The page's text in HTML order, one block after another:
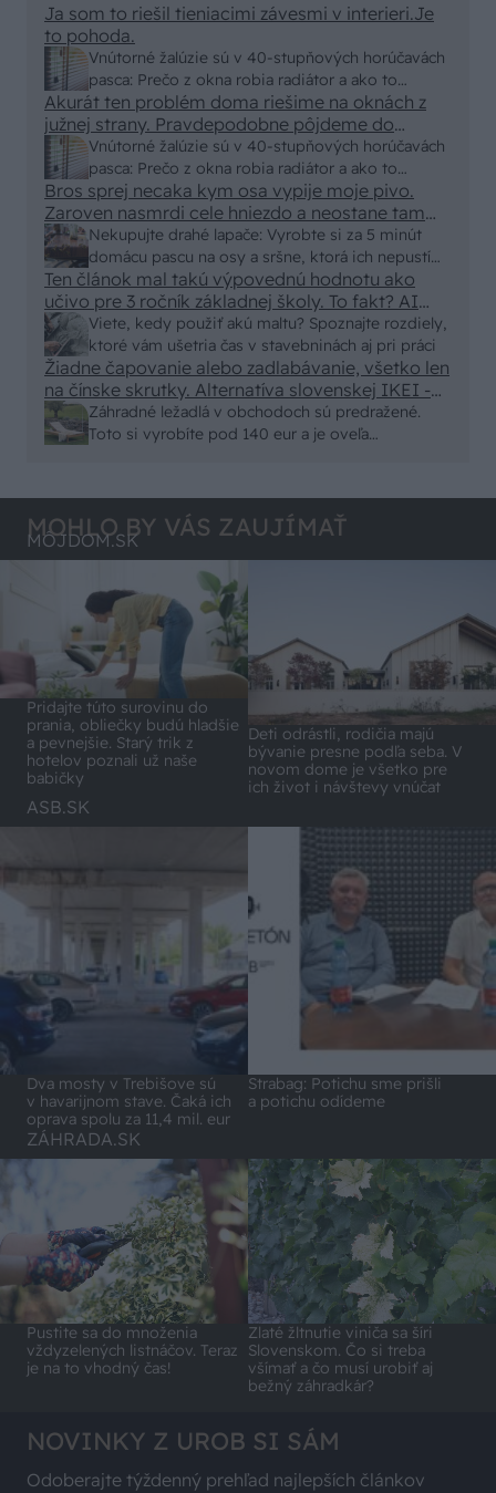
Vnútorné žalúzie sú v 40-stupňových horúčavách
pasca: Prečo z okna robia radiátor a ako to
vyriešiť za pár eur?
Ja som to riešil tieniacimi závesmi v interieri.Je
to pohoda.
Vnútorné žalúzie sú v 40-stupňových horúčavách
pasca: Prečo z okna robia radiátor a ako to
vyriešiť za pár eur?
Akurát ten problém doma riešime na oknách z
južnej strany. Pravdepodobne pôjdeme do
vonkajšieho tienenia na spôsob markízy
250x150cm. Čínsky predajcovia idú okolo 100
eur kus.
Nekupujte drahé lapače: Vyrobte si za 5 minút
domácu pascu na osy a sršne, ktorá ich nepustí
von
Bros sprej necaka kym osa vypije moje pivo.
Zaroven nasmrdi cele hniezdo a neostane tam
nic zive. Vasa pasca naucinke moc efektivne.
Skor pritiahne slimaky
Viete, kedy použiť akú maltu? Spoznajte rozdiely,
ktoré vám ušetria čas v stavebninách aj pri práci
Ten článok mal takú výpovednú hodnotu ako
učivo pre 3 ročník základnej školy. To fakt? AI
alebo nejaka kniha z VŠ? Dnešné rychlotvrdnuce
malty - pevnosť 40 Mpa a doba schnutia tak 15
minut , k tomu vodotesné s kryštálikou. A rozdiel
- schnutie a zretie. Nič?
Záhradné ležadlá v obchodoch sú predražené.
Toto si vyrobíte pod 140 eur a je oveľa
Žiadne čapovanie alebo zadlabávanie, všetko len
na čínske skrutky. Alternatíva slovenskej IKEI -
čo sa týka pevnosti. Autor si nedal veľa námahy s
remeselným spracovaním, škoda. No lepšie než
MOHLO BY VÁS ZAUJÍMAŤ
MÔJDOM.SK
Pridajte túto surovinu do
prania, obliečky budú hladšie
a pevnejšie. Starý trik z
hotelov poznali už naše
babičky
Deti odrástli, rodičia majú
bývanie presne podľa seba. V
novom dome je všetko pre
ich život i návštevy vnúčat
ASB.SK
Dva mosty v Trebišove sú
v havarijnom stave. Čaká ich
oprava spolu za 11,4 mil. eur
Strabag: Potichu sme prišli
a potichu odídeme
ZÁHRADA.SK
Pustite sa do množenia
vždyzelených listnáčov. Teraz
je na to vhodný čas!
Zlaté žltnutie viniča sa šíri
Slovenskom. Čo si treba
všímať a čo musí urobiť aj
bežný záhradkár?
NOVINKY Z UROB SI SÁM
Odoberajte týždenný prehľad najlepších článkov